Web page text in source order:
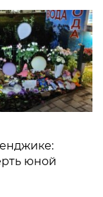
юной